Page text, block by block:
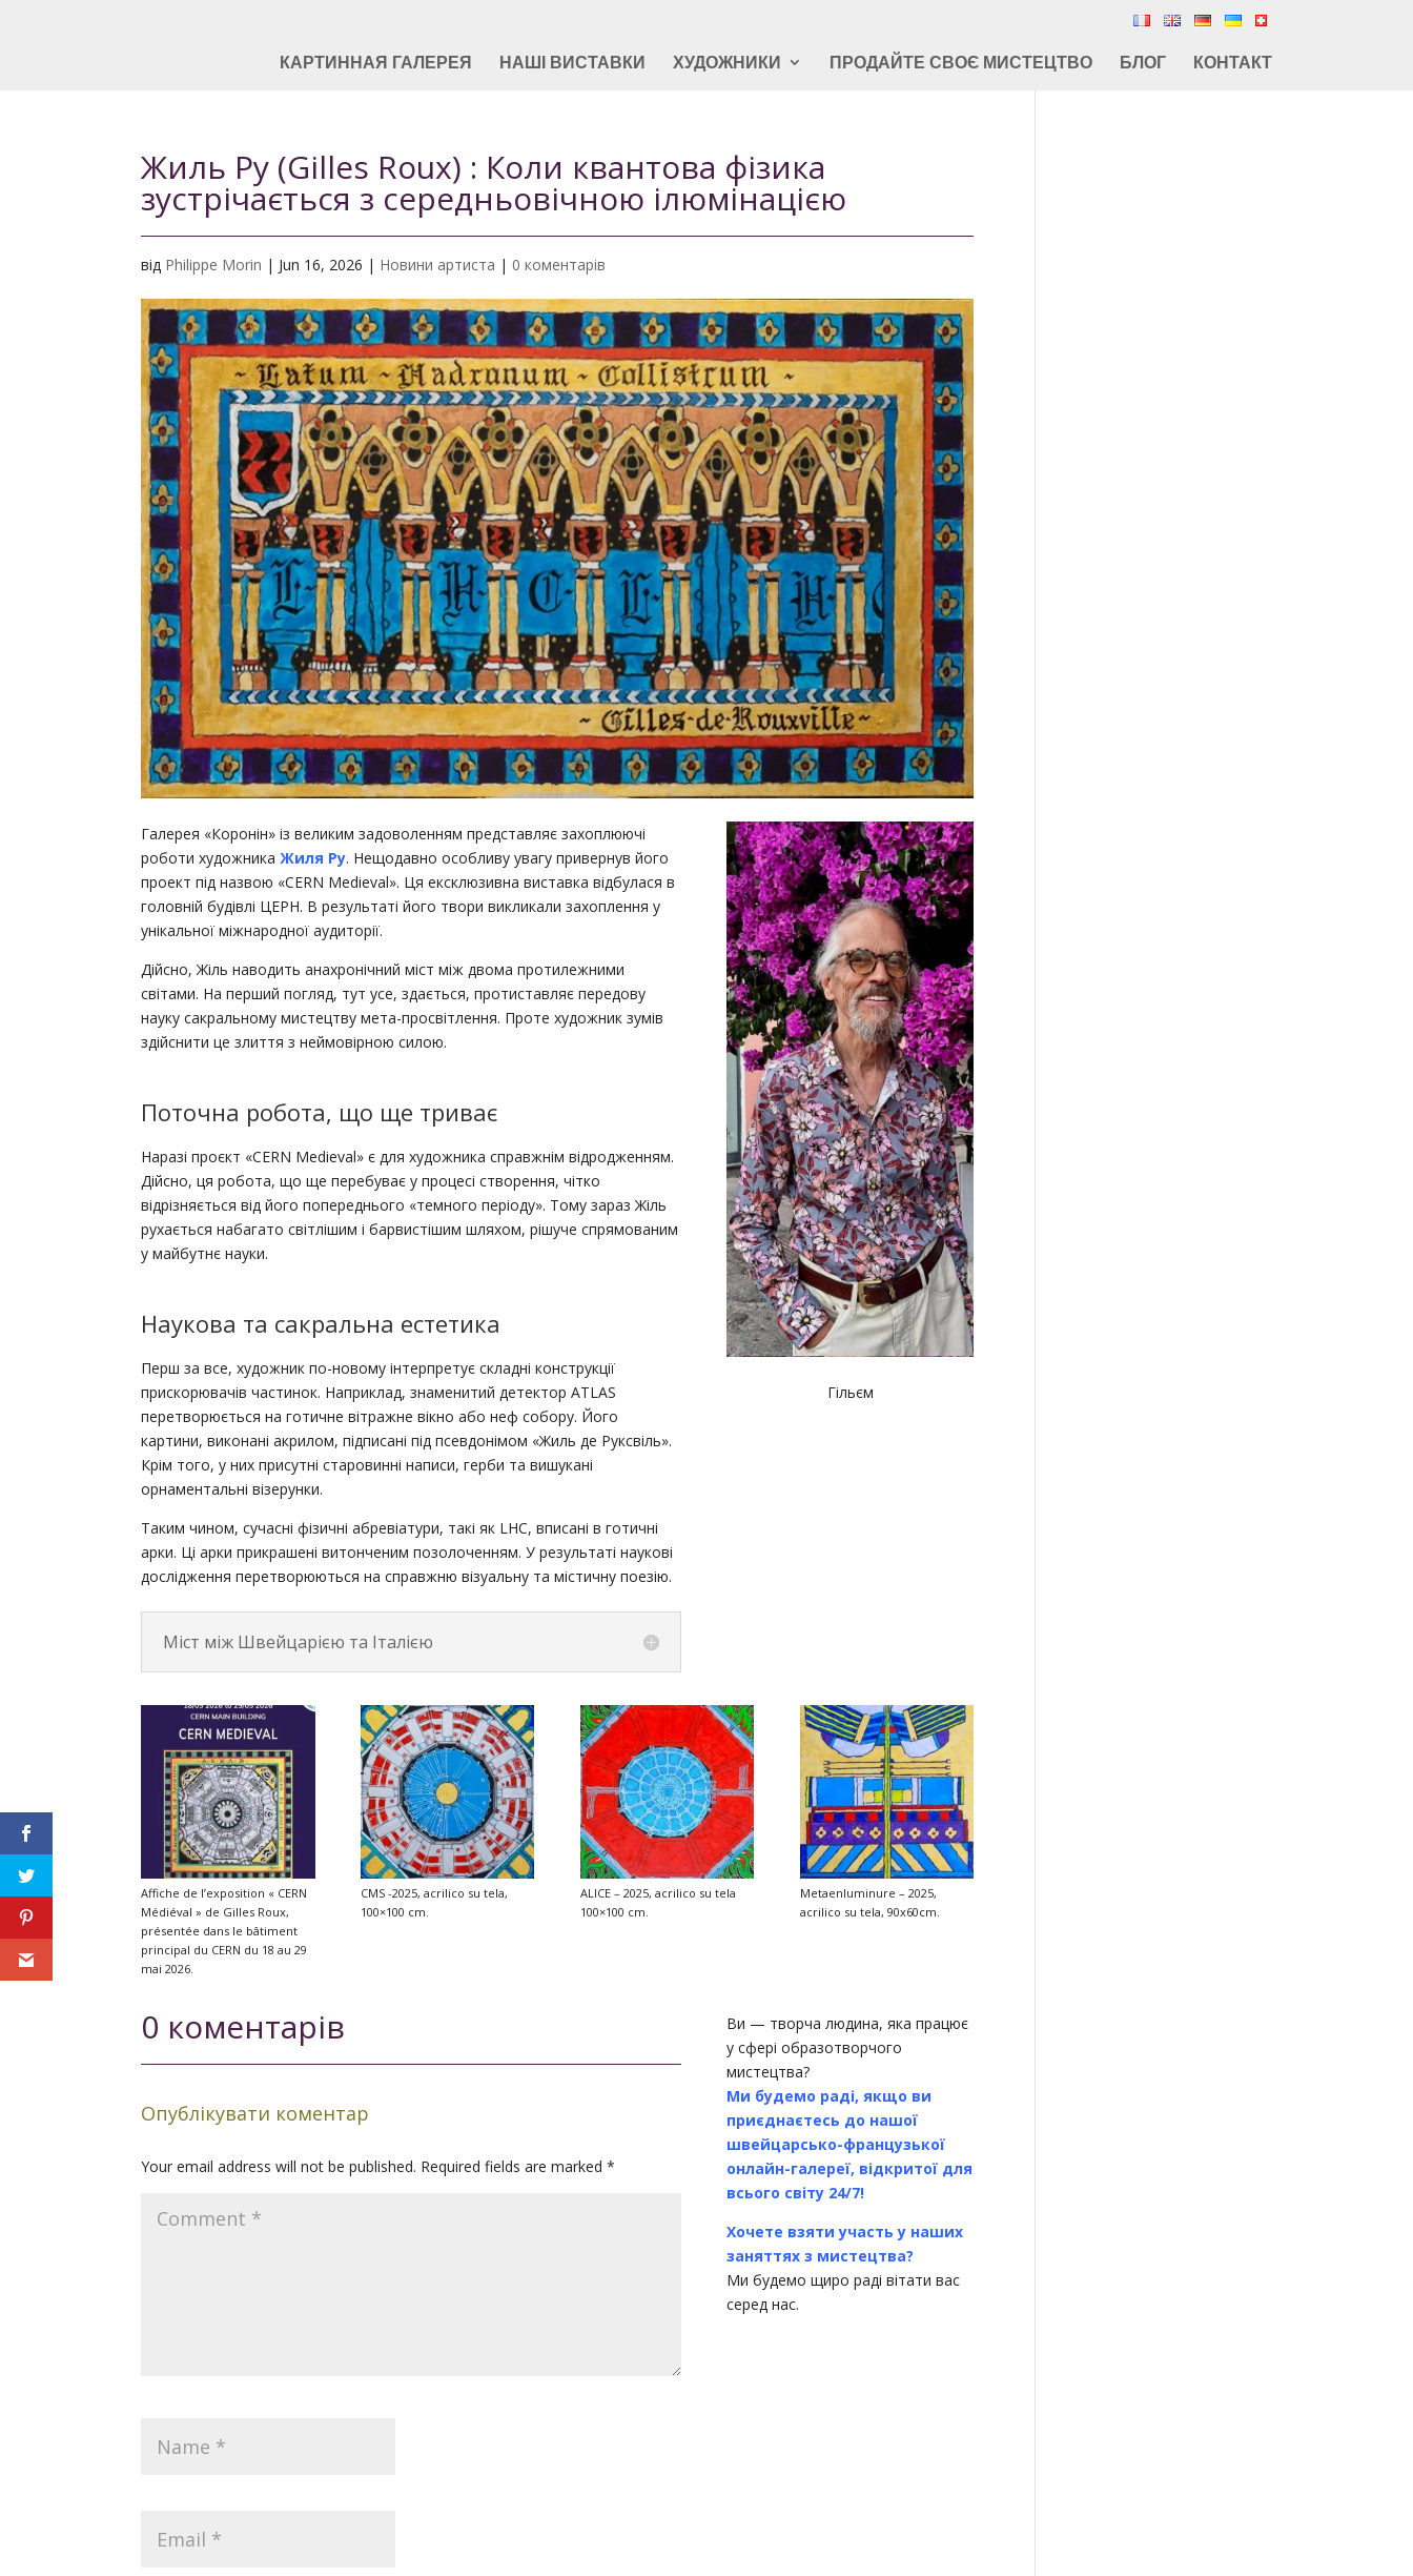
КАРТИННАЯ ГАЛЕРЕЯ НАШІ ВИСТАВКИ ХУДОЖНИКИ ПРОДАЙТЕ СВОЄ МИСТЕЦТВО БЛОГ КОНТАКТ
Жиль Ру (Gilles Roux) : Коли квантова фізика
зустрічається з середньовічною ілюмінацією
від Philippe Morin | Jun 16, 2026 | Новини артиста | 0 коментарів
Галерея «Коронін» із великим задоволенням представляє захоплюючі
роботи художникаЖиля Ру. Нещодавно особливу увагу привернув його
проект під назвою «CERN Medieval». Ця ексклюзивна виставка відбулася в
головній будівлі ЦЕРН. В результаті його твори викликали захоплення у
унікальної міжнародної аудиторії.
Дійсно, Жіль наводить анахронічний міст між двома протилежними
світами. На перший погляд, тут усе, здається, протиставляє передову
науку сакральному мистецтву мета-просвітлення. Проте художник зумів
здійснити це злиття з неймовірною силою.
Поточна робота, що ще триває
Наразі проєкт «CERN Medieval» є для художника справжнім відродженням.
Дійсно, ця робота, що ще перебуває у процесі створення, чітко
відрізняється від його попереднього «темного періоду». Тому зараз Жіль
рухається набагато світлішим і барвистішим шляхом, рішуче спрямованим
у майбутнє науки.
Наукова та сакральна естетика
Перш за все, художник по-новому інтерпретує складні конструкції
прискорювачів частинок. Наприклад, знаменитий детектор ATLAS
перетворюється на готичне вітражне вікно або неф собору. Його
картини, виконані акрилом, підписані під псевдонімом «Жиль де Руксвіль».
Крім того, у них присутні старовинні написи, герби та вишукані
орнаментальні візерунки.
Таким чином, сучасні фізичні абревіатури, такі як LHC, вписані в готичні
арки. Ці арки прикрашені витонченим позолоченням. У результаті наукові
дослідження перетворюються на справжню візуальну та містичну поезію.
Міст між Швейцарією та Італією
Гільєм
Affiche de l’exposition « CERN
Médiéval » de Gilles Roux,
présentée dans le bâtiment
principal du CERN du 18 au 29
mai 2026.
CMS -2025, acrilico su tela,
100×100 cm.
ALICE – 2025, acrilico su tela
100×100 cm.
Metaenluminure – 2025,
acrilico su tela, 90x60cm.
0 коментарів
Опублікувати коментар
Your email address will not be published. Required fields are marked*
Ви — творча людина, яка працює
у сфері образотворчого
мистецтва?
Ми будемо раді, якщо ви
приєднаєтесь до нашої
швейцарсько-французької
онлайн-галереї, відкритої для
всього світу 24/7!
Хочете взяти участь у наших
заняттях з мистецтва?
Ми будемо щиро раді вітати вас
серед нас.